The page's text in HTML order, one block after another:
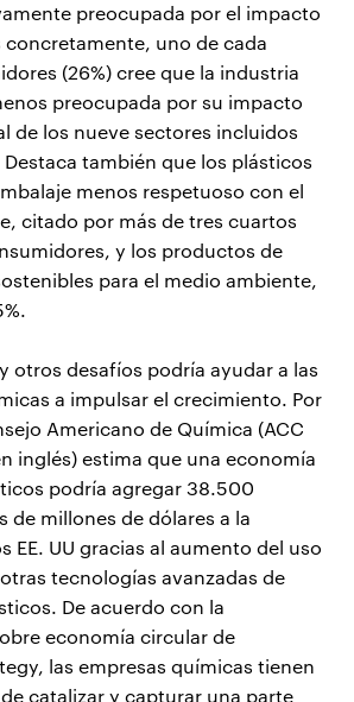
preocupada por el impacto
concretamente, uno de cada
(26%) cree que la industria
preocupada por su impacto
de los nueve sectores incluidos
también que los plásticos
menos respetuoso con el
citado por más de tres cuartos
y los productos de
para el medio ambiente,
otros desafíos podría ayudar a las
a impulsar el crecimiento. Por
Americano de Química (ACC
inglés) estima que una economía
podría agregar 38.500
de millones de dólares a la
EE. UU gracias al aumento del uso
tecnologías avanzadas de
De acuerdo con la
economía circular de
las empresas químicas tienen
catalizar y capturar una parte